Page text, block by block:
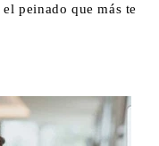
peinado que más te